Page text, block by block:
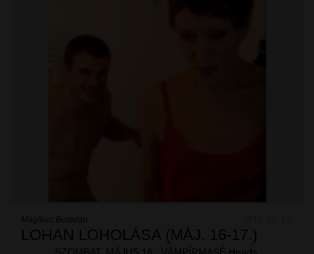
Mágikus Bertalan
LOHAN LOHOLÁSA (MÁJ. 16-17.)